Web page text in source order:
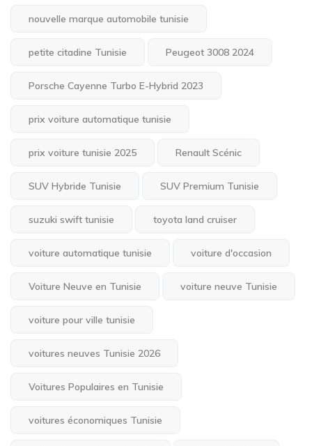
nouvelle marque automobile tunisie
petite citadine Tunisie Peugeot 3008 2024
Porsche Cayenne Turbo E-Hybrid 2023
prix voiture automatique tunisie
prix voiture tunisie 2025 Renault Scénic
SUV Hybride Tunisie SUV Premium Tunisie
suzuki swift tunisie toyota land cruiser
voiture automatique tunisie voiture d'occasion
Voiture Neuve en Tunisie voiture neuve Tunisie
voiture pour ville tunisie
voitures neuves Tunisie 2026
Voitures Populaires en Tunisie
voitures économiques Tunisie